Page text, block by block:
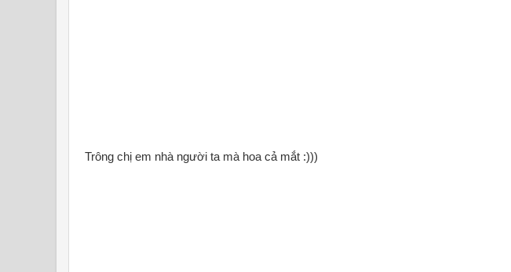
Trông chị em nhà người ta mà hoa cả mắt :)))